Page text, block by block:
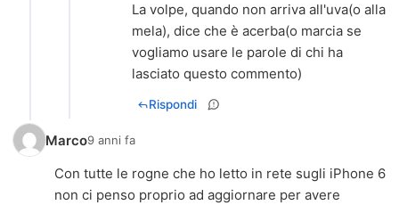
La volpe, quando non arriva all'uva(o alla
mela), dice che è acerba(o marcia se
vogliamo usare le parole di chi ha
lasciato questo commento)
Rispondi
Marco9 anni fa
Con tutte le rogne che ho letto in rete sugli iPhone 6
non ci penso proprio ad aggiornare per avere